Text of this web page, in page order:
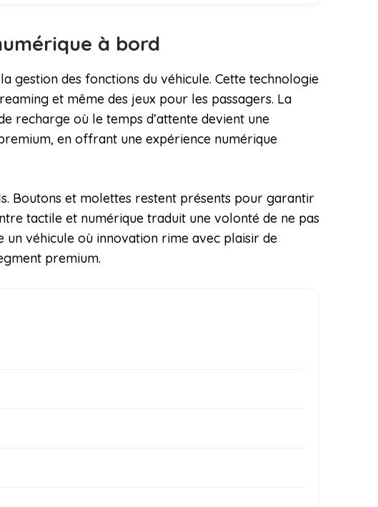
à bord
gestion des fonctions du véhicule. Cette technologie
et même des jeux pour les passagers. La
recharge où le temps d’attente devient une
en offrant une expérience numérique
Boutons et molettes restent présents pour garantir
tactile et numérique traduit une volonté de ne pas
un véhicule où innovation rime avec plaisir de
premium.